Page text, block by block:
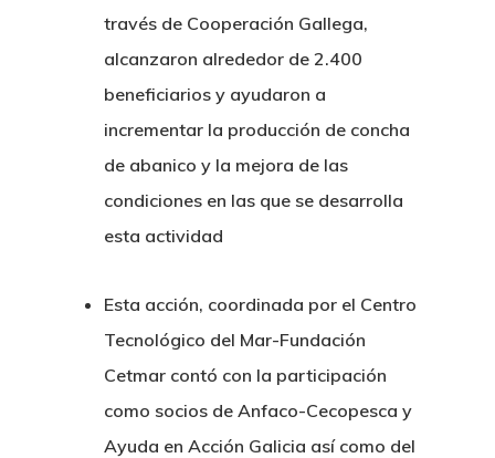
través de Cooperación Gallega,
alcanzaron alrededor de 2.400
beneficiarios y ayudaron a
incrementar la producción de concha
de abanico y la mejora de las
condiciones en las que se desarrolla
esta actividad
Esta acción, coordinada por el Centro
Tecnológico del Mar-Fundación
Cetmar contó con la participación
como socios de Anfaco-Cecopesca y
Ayuda en Acción Galicia así como del